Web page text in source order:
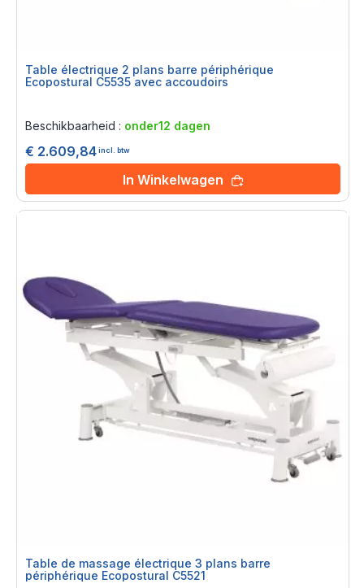
Table électrique 2 plans barre périphérique
Ecopostural C5535 avec accoudoirs
Beschikbaarheid : onder12 dagen
€ 2.609,84incl. btw
In Winkelwagen
Table de massage électrique 3 plans barre
périphérique Ecopostural C5521